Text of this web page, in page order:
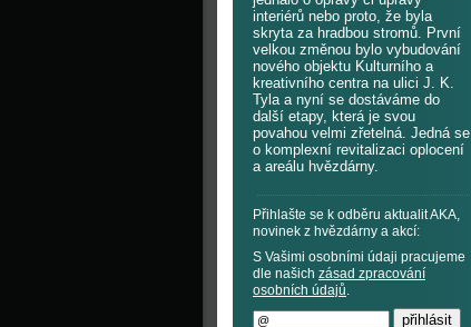
interiérů nebo proto, že byla
skryta za hradbou stromů. První
velkou změnou bylo vybudování
nového objektu Kulturního a
kreativního centra na ulici J. K.
Tyla a nyní se dostáváme do
další etapy, která je svou
povahou velmi zřetelná. Jedná se
o komplexní revitalizaci oplocení
a areálu hvězdárny.
Přihlašte se k odběru aktualit AKA,
novinek z hvězdárny a akcí:
S Vašimi osobními údaji pracujeme
dle našich zásad zpracování
osobních údajů.